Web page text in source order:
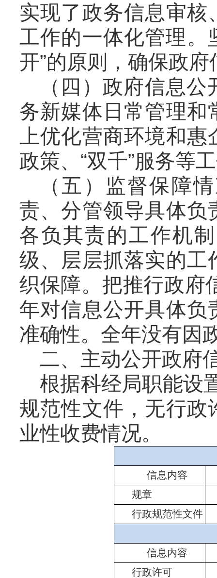
实现了政务信息审
工作的一体化管理。
开”的原则，确保政
（四）政府信息
务新媒体日常管理和
上优化营商环境和
政策、“双千”服务等
（五）监督保障
责、分管领导具体负
各负其责的工作机
级、层层抓落实的工
织保障。把推行政府
年对信息公开具体负
准确性。全年没有因
二、主动公开政府
根据科经局职能设
规范性文件，无行政
业性收费情况。
信息内容
规章
行政规范性文件
信息内容
行政许可